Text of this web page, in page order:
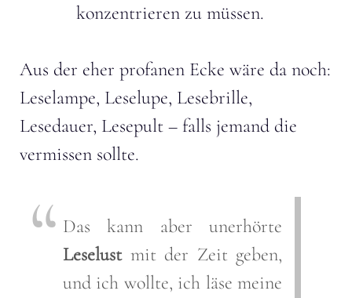
konzentrieren zu müssen.
Aus der eher profanen Ecke wäre da noch:
Leselampe, Leselupe, Lesebrille,
Lesedauer, Lesepult – falls jemand die
vermissen sollte.
Das kann aber unerhörte
Leselustmit der Zeit geben,
und ich wollte, ich läse meine